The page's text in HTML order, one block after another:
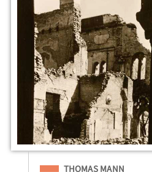
Eingeordnet unter
THOMAS MANN